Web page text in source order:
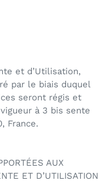
et d’Utilisation,
par le biais duquel
seront régis et
à 3 bis sente
France.
AUX
ET D’UTILISATION